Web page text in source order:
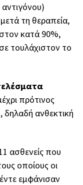
τη θεραπεία,
κατά 90%,
τουλάχιστον το
πρότινος
ανθεκτική
ασθενείς που
οποίους οι
εμφάνισαν